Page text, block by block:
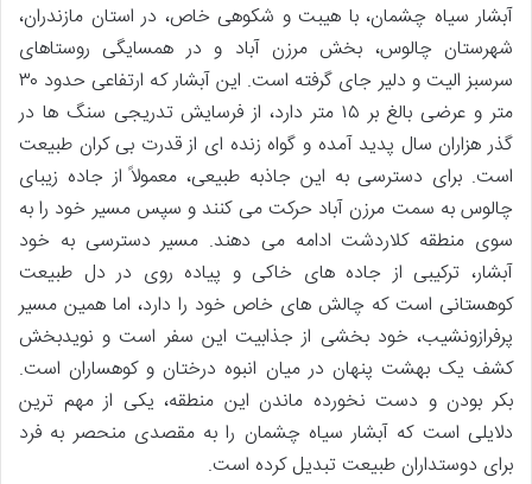
آبشار سیاه چشمان، با هیبت و شکوهی خاص، در استان مازندران،
شهرستان چالوس، بخش مرزن آباد و در همسایگی روستاهای
سرسبز الیت و دلیر جای گرفته است. این آبشار که ارتفاعی حدود ۳۰
متر و عرضی بالغ بر ۱۵ متر دارد، از فرسایش تدریجی سنگ ها در
گذر هزاران سال پدید آمده و گواه زنده ای از قدرت بی کران طبیعت
است. برای دسترسی به این جاذبه طبیعی، معمولاً از جاده زیبای
چالوس به سمت مرزن آباد حرکت می کنند و سپس مسیر خود را به
سوی منطقه کلاردشت ادامه می دهند. مسیر دسترسی به خود
آبشار، ترکیبی از جاده های خاکی و پیاده روی در دل طبیعت
کوهستانی است که چالش های خاص خود را دارد، اما همین مسیر
پرفرازونشیب، خود بخشی از جذابیت این سفر است و نویدبخش
کشف یک بهشت پنهان در میان انبوه درختان و کوهساران است.
بکر بودن و دست نخورده ماندن این منطقه، یکی از مهم ترین
دلایلی است که آبشار سیاه چشمان را به مقصدی منحصر به فرد
برای دوستداران طبیعت تبدیل کرده است.